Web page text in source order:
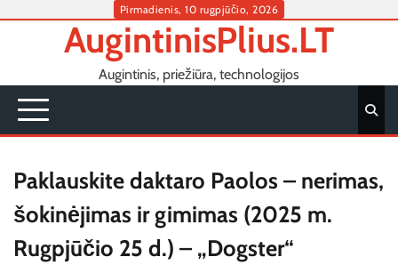
Pirmadienis, 10 rugpjūčio, 2026
AugintinisPlius.LT
Augintinis, priežiūra, technologijos
Paklauskite daktaro Paolos – nerimas,
šokinėjimas ir gimimas (2025 m.
Rugpjūčio 25 d.) – „Dogster“